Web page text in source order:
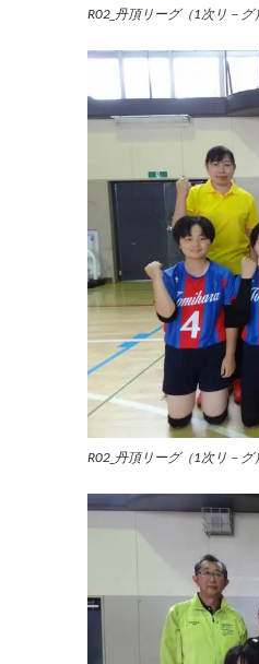
R02_丹頂リーグ（1次リ－グ
R02_丹頂リーグ（1次リ－グ